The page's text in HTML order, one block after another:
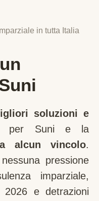
in tutta Italia
soluzioni e
per Suni e la
alcun vincolo.
pressione
imparziale,
e detrazioni